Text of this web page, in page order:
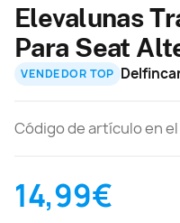
Elevalunas
Para Seat
VENDEDOR TOP
Código de artículo en
14,99€